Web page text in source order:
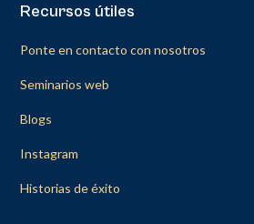
Recursos útiles
Ponte en contacto con nosotros
Seminarios web
Blogs
Instagram
Historias de éxito